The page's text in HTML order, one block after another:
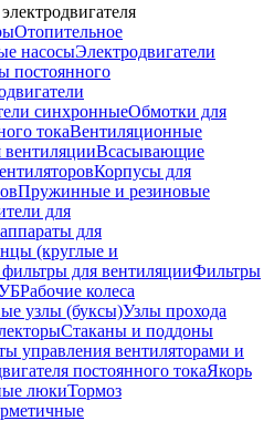
Отопительное
насосыЭлектродвигатели
постоянного
синхронныеОбмотки для
токаВентиляционные
вентиляцииВсасывающие
Корпусы для
Пружинные и резиновые
для
для
(круглые и
для вентиляцииФильтры
Рабочие колеса
узлы (буксы)Узлы прохода
Стаканы и поддоны
управления вентиляторами и
постоянного токаЯкорь
люкиТормоз